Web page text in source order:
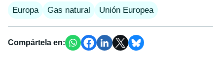
Europa Gas natural Unión Europea
Compártela en: